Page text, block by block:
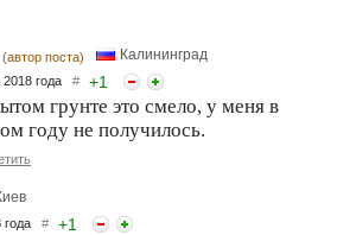
(автор поста) Калининград
2018 года # +1
грунте это смело, у меня в
году не получилось.
года # +1